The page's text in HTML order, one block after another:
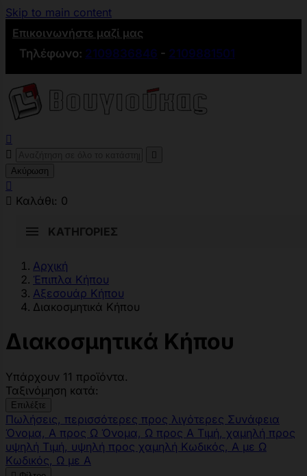
Skip to main content
Επικοινωνήστε μαζί μας
Τηλέφωνο: 2109836846 - 2109881501



Ακύρωση

 Καλάθι: 0
ΚΑΤΗΓΟΡΊΕΣ
Αρχική
Έπιπλα Κήπου
Αξεσουάρ Κήπου
Διακοσμητικά Κήπου
Διακοσμητικά Κήπου
Υπάρχουν 11 προϊόντα.
Ταξινόμηση κατά:
Επιλέξτε
Πωλήσεις, περισσότερες προς λιγότερες Συνάφεια
Όνομα, Α προς Ω Όνομα, Ω προς Α Τιμή, χαμηλή προς
υψηλή Τιμή, υψηλή προς χαμηλή Κωδικός, Α με Ω
Κωδικός, Ω με Α